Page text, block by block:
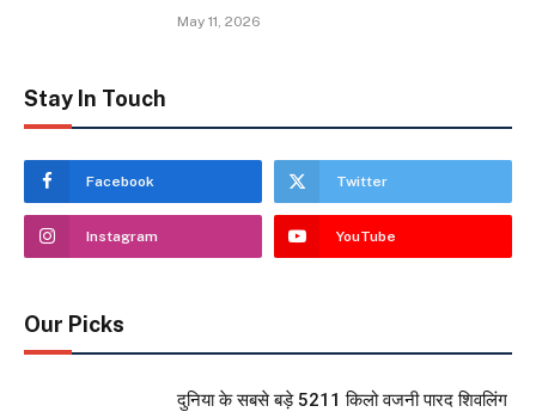
May 11, 2026
Stay In Touch
Facebook Twitter
Instagram YouTube
Our Picks
दुनिया के सबसे बड़े 5211 किलो वजनी पारद शिवलिंग